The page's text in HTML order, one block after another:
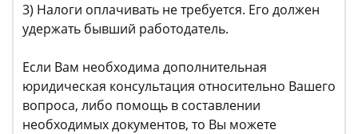
3) Налоги оплачивать не требуется. Его должен
удержать бывший работодатель.
Если Вам необходима дополнительная
юридическая консультация относительно Вашего
вопроса, либо помощь в составлении
необходимых документов, то Вы можете